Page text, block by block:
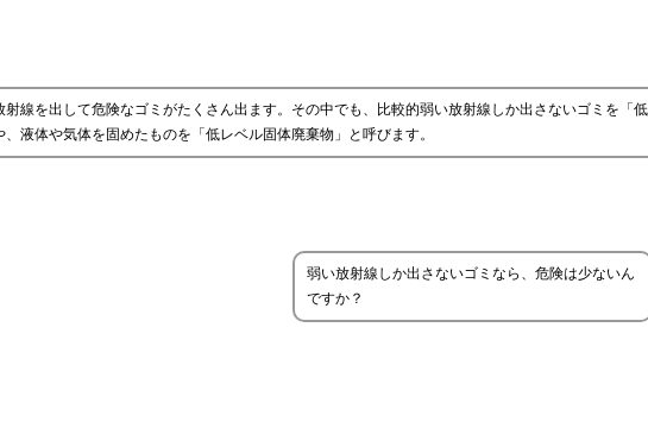
線を出して危険なゴミがたくさん出ます。その中でも、比較的弱い放射線しか出さないゴミを「低
液体や気体を固めたものを「低レベル固体廃棄物」と呼びます。
弱い放射線しか出さないゴミなら、危険は少ないん
ですか？